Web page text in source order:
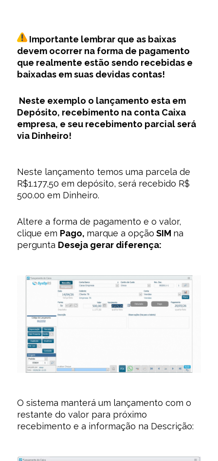
Importante lembrar que as baixas
devem ocorrer na forma de pagamento
que realmente estão sendo recebidas e
baixadas em suas devidas contas!
Neste exemplo o lançamento esta em
Depósito, recebimento na conta Caixa
empresa, e seu recebimento parcial será
via Dinheiro!
Neste lançamento temos uma parcela de
R$1.177,50 em depósito, será recebido R$
500.00 em Dinheiro.
Altere a forma de pagamento e o valor,
clique em Pago, marque a opção SIM na
pergunta Deseja gerar diferença:
O sistema manterá um lançamento com o
restante do valor para próximo
recebimento e a informação na Descrição: